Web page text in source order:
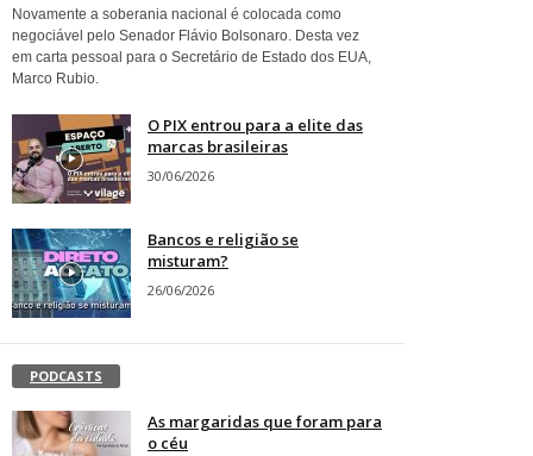
Novamente a soberania nacional é colocada como
negociável pelo Senador Flávio Bolsonaro. Desta vez
em carta pessoal para o Secretário de Estado dos EUA,
Marco Rubio.
O PIX entrou para a elite das
marcas brasileiras
30/06/2026
Bancos e religião se
misturam?
26/06/2026
PODCASTS
As margaridas que foram para
o céu